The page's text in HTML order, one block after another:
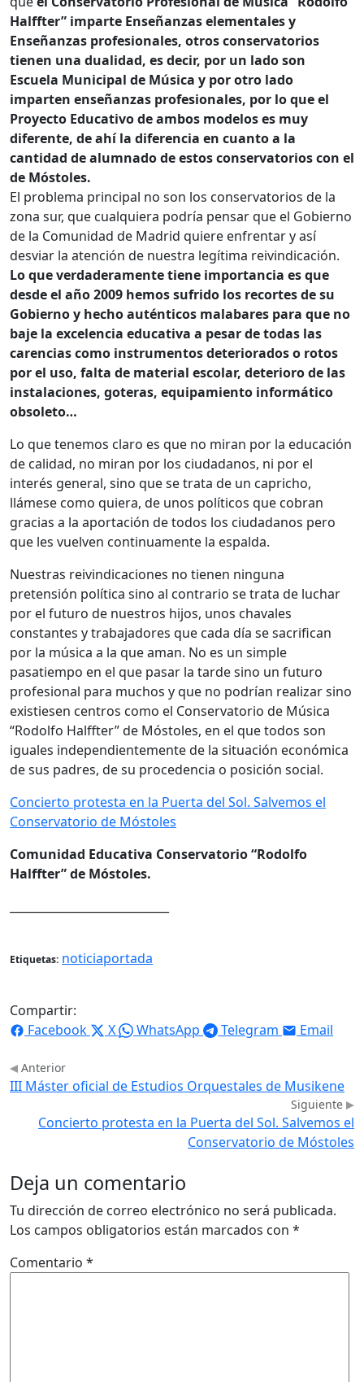
Halffter” imparte Enseñanzas elementales y
Enseñanzas profesionales, otros conservatorios
tienen una dualidad, es decir, por un lado son
Escuela Municipal de Música y por otro lado
imparten enseñanzas profesionales, por lo que el
Proyecto Educativo de ambos modelos es muy
diferente, de ahí la diferencia en cuanto a la
cantidad de alumnado de estos conservatorios con el
de Móstoles.
El problema principal no son los conservatorios de la
zona sur, que cualquiera podría pensar que el Gobierno
de la Comunidad de Madrid quiere enfrentar y así
desviar la atención de nuestra legítima reivindicación.
Lo que verdaderamente tiene importancia es que
desde el año 2009 hemos sufrido los recortes de su
Gobierno y hecho auténticos malabares para que no
baje la excelencia educativa a pesar de todas las
carencias como instrumentos deteriorados o rotos
por el uso, falta de material escolar, deterioro de las
instalaciones, goteras, equipamiento informático
obsoleto…
Lo que tenemos claro es que no miran por la educación
de calidad, no miran por los ciudadanos, ni por el
interés general, sino que se trata de un capricho,
llámese como quiera, de unos políticos que cobran
gracias a la aportación de todos los ciudadanos pero
que les vuelven continuamente la espalda.
Nuestras reivindicaciones no tienen ninguna
pretensión política sino al contrario se trata de luchar
por el futuro de nuestros hijos, unos chavales
constantes y trabajadores que cada día se sacrifican
por la música a la que aman. No es un simple
pasatiempo en el que pasar la tarde sino un futuro
profesional para muchos y que no podrían realizar sino
existiesen centros como el Conservatorio de Música
“Rodolfo Halffter” de Móstoles, en el que todos son
iguales independientemente de la situación económica
de sus padres, de su procedencia o posición social.
Concierto protesta en la Puerta del Sol. Salvemos el
Conservatorio de Móstoles
Comunidad Educativa Conservatorio “Rodolfo
Halffter” de Móstoles.
Etiquetas: noticiaportada
Compartir:
Facebook
X WhatsApp Telegram Email
Anterior
III Máster oficial de Estudios Orquestales de Musikene
Siguiente
Concierto protesta en la Puerta del Sol. Salvemos el
Conservatorio de Móstoles
Deja un comentario
Tu dirección de correo electrónico no será publicada.
Los campos obligatorios están marcados con *
Comentario *